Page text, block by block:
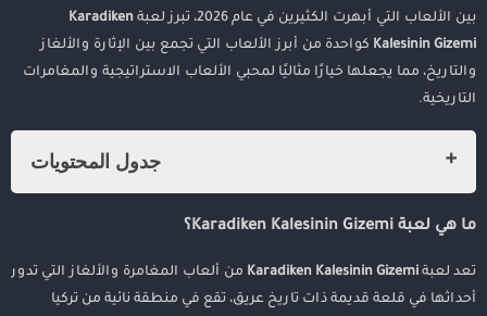
بين الألعاب التي أبهرت الكثيرين في عام 2026، تبرز لعبة
Karadiken
Kalesinin Gizemi كواحدة من أبرز الألعاب التي تجمع بين الإثارة والألغاز
والتاريخ، مما يجعلها خيارًا مثاليًا لمحبي الألعاب الاستراتيجية والمغامرات
التاريخية.
جدول المحتويات
أسرار القلعة القديمة ومغامرة لا تُنسى
ما هي لعبة Karadiken Kalesinin Gizemi؟
كيف يمكن تحميل اللعبة على أجهزة الأندرويد في عام 2026؟
ما هي لعبة Karadiken Kalesinin Gizemi؟
تعد لعبة Karadiken Kalesinin Gizemi من ألعاب المغامرة والألغاز التي تدور
أحداثها في قلعة قديمة ذات تاريخ عريق، تقع في منطقة نائية من تركيا